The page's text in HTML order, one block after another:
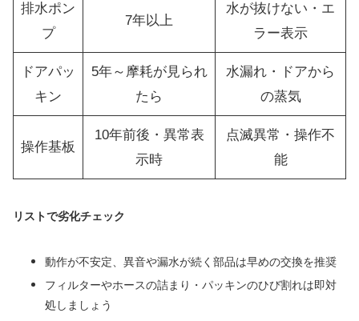
排水ポン
プ
7年以上
水が抜けない・エ
ラー表示
ドアパッ
キン
5年～摩耗が見られ
たら
水漏れ・ドアから
の蒸気
操作基板
10年前後・異常表
示時
点滅異常・操作不
能
リストで劣化チェック
動作が不安定、異音や漏水が続く部品は早めの交換を推奨
フィルターやホースの詰まり・パッキンのひび割れは即対
処しましょう